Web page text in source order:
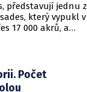
představují jednu z
který vypukl v
17 000 akrů, a
Počet